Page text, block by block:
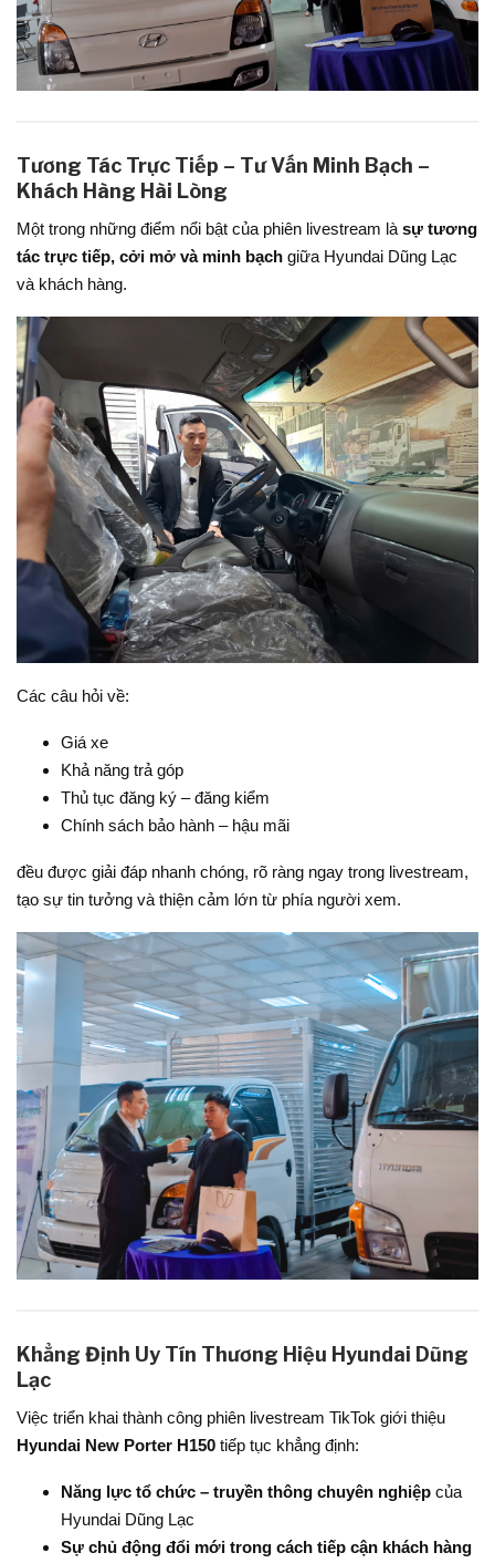
Tương Tác Trực Tiếp – Tư Vấn Minh Bạch –
Khách Hàng Hài Lòng
Một trong những điểm nổi bật của phiên livestream là sự tương
tác trực tiếp, cởi mở và minh bạch giữa Hyundai Dũng Lạc
và khách hàng.
Các câu hỏi về:
Giá xe
Khả năng trả góp
Thủ tục đăng ký – đăng kiểm
Chính sách bảo hành – hậu mãi
đều được giải đáp nhanh chóng, rõ ràng ngay trong livestream,
tạo sự tin tưởng và thiện cảm lớn từ phía người xem.
Khẳng Định Uy Tín Thương Hiệu Hyundai Dũng
Lạc
Việc triển khai thành công phiên livestream TikTok giới thiệu
Hyundai New Porter H150 tiếp tục khẳng định:
Năng lực tổ chức – truyền thông chuyên nghiệp của
Hyundai Dũng Lạc
Sự chủ động đổi mới trong cách tiếp cận khách hàng